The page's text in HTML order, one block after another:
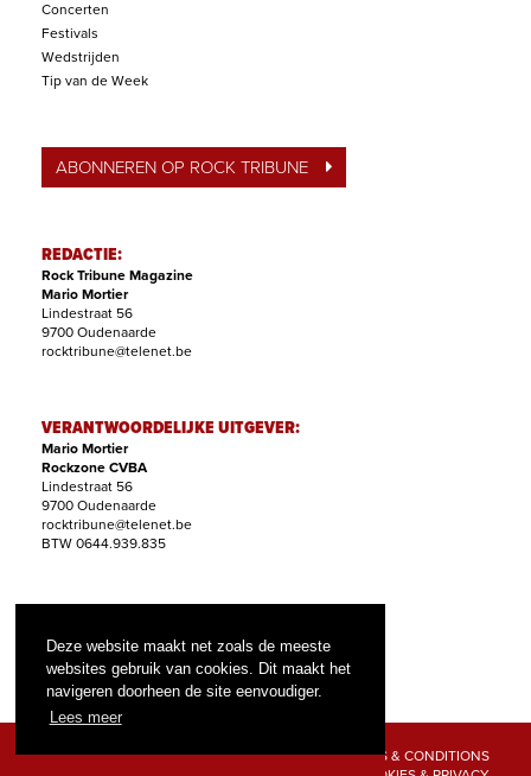
Deze website maakt net zoals de meeste
websites gebruik van cookies. Dit maakt het
navigeren doorheen de site eenvoudiger.
Lees meer
Concerten
Festivals
Wedstrijden
Tip van de Week
ABONNEREN OP ROCK TRIBUNE
REDACTIE:
Rock Tribune Magazine
Mario Mortier
Lindestraat 56
9700 Oudenaarde
rocktribune@telenet.be
VERANTWOORDELIJKE UITGEVER:
Mario Mortier
Rockzone CVBA
Lindestraat 56
9700 Oudenaarde
rocktribune@telenet.be
BTW 0644.939.835
Filip Nollet
abonnementen@rock-tribune.com
TERMS & CONDITIONS